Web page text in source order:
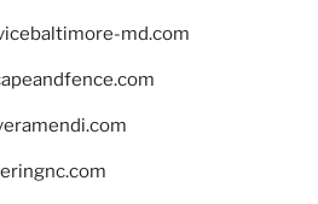
md.com